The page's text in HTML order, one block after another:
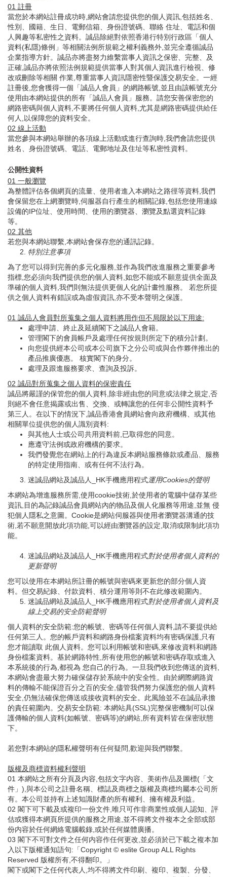
01 註冊
當您於本網站註冊成功時,網站會請您提供您的個人資訊,包括姓名、
性別、國籍、生日、電郵信箱、身份證號碼、聯絡 住址、電話和個
人興趣等私密性之資料。誠品除絕對依照香港行特別行政區「個人
資料(私隱)條例」等相關法例所規範之權利義務外,並完全遵循誠品
企業指導方針。誠品亦將盡努力維繫當事人資訊之保密、完整、及
正確,誠品亦將依照法例規範提供當事人對其個人資訊進行檢視、修
改或刪除等相關 作業,尊重當事人資訊隱密性暨保護交易安全。一經
註冊後,您會獲得一個「誠品人會員」的網路帳號,並且由該帳號充分
使用由本網站提供的所有「誠品人會員」服務。請您安善保密您的
網路密碼與個人資料,不要將任何個人資料,尤其是網路密碼提供給任
何人,以保障您的資料安全。
02 線上活動
當您參與本網站舉辦的各項線上活動或進行查詢時,我們會請您提供
姓名、身份證號碼、電話、電郵地址及住址等私密性資料。
公開性資料
01 一般瀏覽
為整體評估各個網頁的流量、使用者進入本網站之路徑等資料,我們
會保留您在上網瀏覽時,伺服器自行產生的相關記錄,包括您使用連線
設備的IP位址、使用時間、使用的瀏覽器、瀏覽及點選資料記錄
等。
02 其他
若您與本網站聯繫,本網站會保存您的通訊記錄。
特別注意事項
為了您可以得到完善的多元化服務,並作為我們改進服務之重要參考
指標,您必須向我們提供您的個人資料,如您不能或不願意提供全面及
準確的個人資料,我們則無法提供更個人化的計畫性服務。 若您所提
供之個人資料有錯誤或為虛假資訊,亦不受本聲明之保護。
01 誠品人會員對所蒐集之個人資料將用作但不局限於以下用途:
處理申請、終止及延續閣下之誠品人會籍。
管理閣下的會員帳戶及處理任何按規則所定下的積分計劃。
向您提供經本公司或本公司旗下之分公司或與合作夥伴推出的
產品推廣優惠。 核實閣下的身分。
處理及跟進服務要求、查詢及投訴。
02 誠品對所蒐集之個人資料的保密責任
誠品將嚴謹的保管您的個人資料,除非經由您的同意或法律之規定,否
則絕不會任意揭露或出售、交換、或轉讓您的任何非公開性資料予
第三人。在以下的情況下,誠品香港會員網站會向政府機構、或其他
相關單位提供您的個人識別資料:
與其他人士或公司共用資料前,已取得您的同意。
應遵守法例或政府機構的要求。
我們發覺您在網站上的行為違反本網站服務條款或產品、服務
的特定使用指南、或有任何不法行為。
迷誠品網站及誠品人_HK手機應用程式運用Cookies的聲明
本網站為增進服務所需,使用cookie技術,於使用者的電腦中儲存某些
資訊,目的為記錄誠品會員網站內的物品及個人化服務等用途,並無 侵
犯個人隱私之意圖。Cookie是網站伺服器與使用者瀏覽器溝通的技
術,若不願意開放此項功能,可以經由瀏覽器的設定,取消或限制此項功
能。
迷誠品網站及誠品人_HK手機應用程式對於使用者個人資料的
更新聲明
您可以使用在本網站所註冊的帳號與密碼來更新您的部分個人資
料。但交易紀錄、付款資料、積分運用等則不在此修改範圍內。
迷誠品網站及誠品人_HK手機應用程式對於使用者個人資料及
線上交易的安全防範聲明
個人資料的安全防範:您的帳號、密碼等任何個人資料,請不要提供給
任何第三人。您的帳戶資料和網路身份檔案資料均有密碼保護,只有
您才能讀取 此個人資料。您可以利用帳號和密碼,來修改資料和網路
身份檔案資料。基於網路特性,所有使用您的帳號和密碼存取或進入
本系統後的行為,都視為 您自己的行為。一旦我們收到您傳送的資料,
本網站會盡最大努力確保儲存於系統中的安全性。由於網際網路資
料的傳輸不能保證百分之百的安全,儘管我們努力保護您的個人資料
安全,仍無法確保您傳送或接收資料的安全。此風險並不在誠品承擔
的責任範圍內。交易安全防範: 本網站具(SSL)完整保密機制可以保
護傳輸的個人資料(如帳號、密碼等)的網站,所有資料皆在保密狀態
下。
若您對本網站的隱私權聲明有任何疑問,歡迎與我們聯繫。
版權及商標資料權利聲明
01 本網站之所有分頁及内容,包括文字内容、美術作品及圖標(「文
件」),與本公司之註冊名稱、標誌及商標之版權及商標均屬本公司所
有。本公司並持有上述知識財產的所有權利、擁有權及利益。
02 閣下可下載及或複印一份文件,唯只可作非商業性或個人認知、評
估或獲得本網頁所提供的服務之用途,並不得將文件複本之全部或部
份内容於任何網絡電腦載錄,或於任何媒體廣播。
03 閣下不可對文件之任何内容作任何更改,並必須於已下載之複本加
入以下版權通知語句:「Copyright © eslite Group ALL Rights
Reserved 版權所有,不得翻印。」
閣下或閣下之任何代表人,均不得將文件印刷、複印、複製、分發、